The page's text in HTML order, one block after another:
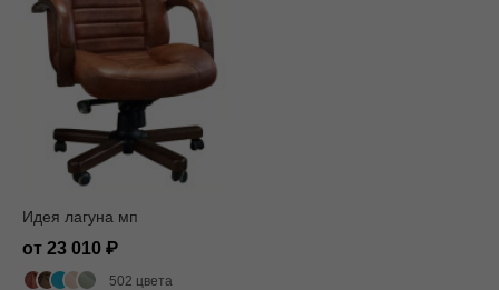
Идея лагуна мп
от 23 010
502 цвета